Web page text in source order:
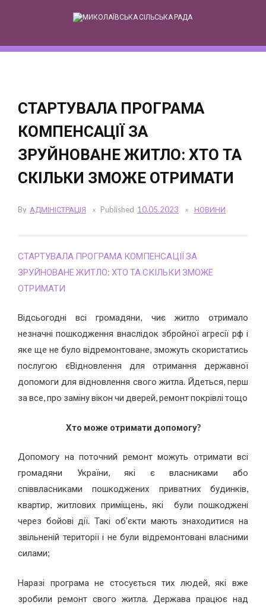
to
СТАРТУВАЛА ПРОГРАМА
КОМПЕНСАЦІЇ ЗА
ЗРУЙНОВАНЕ ЖИТЛО: ХТО ТА
СКІЛЬКИ ЗМОЖЕ ОТРИМАТИ
By АДМІНІСТРАЦІЯ Published 10.05.2023 НОВИНИ
СТАРТУВАЛА ПРОГРАМА КОМПЕНСАЦІЇ ЗА
ЗРУЙНОВАНЕ ЖИТЛО: ХТО ТА СКІЛЬКИ ЗМОЖЕ
ОТРИМАТИ
Відсьогодні всі громадяни, чиє житло отримало
незначні пошкодження внаслідок збройної агресії рф і
яке ще не було відремонтоване, зможуть скористатись
послугою єВідновлення для отримання державної
допомоги для відновлення свого житла. Йдеться, перш
за все, про заміну вікон чи дверей, ремонт покрівлі тощо
Хто може отримати допомогу?
Допомогу на поточний ремонт можуть отримати всі
громадяни України, які є власниками або
співвласниками пошкоджених приватних будинків,
квартир, житлових приміщень, які були пошкоджені
через бойові дії. Такі об’єкти мають знаходитися на
звільненій території і не були відремонтовані власними
силами;
Наразі програма не стосується тих людей, які вже
зробили ремонт свого житла. Держава працює над